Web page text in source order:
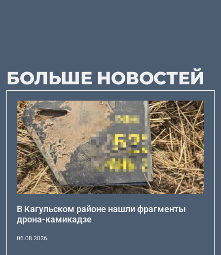
БОЛЬШЕ НОВОСТЕЙ
В Кагульском районе нашли фрагменты
дрона-камикадзе
06.08.2026